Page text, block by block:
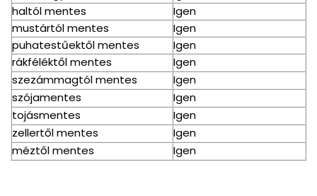
haltól mentes
Igen
mustártól mentes
Igen
puhatestűektől mentes
Igen
rákféléktől mentes
Igen
szezámmagtól mentes
Igen
szójamentes
Igen
tojásmentes
Igen
zellertől mentes
Igen
méztől mentes
Igen